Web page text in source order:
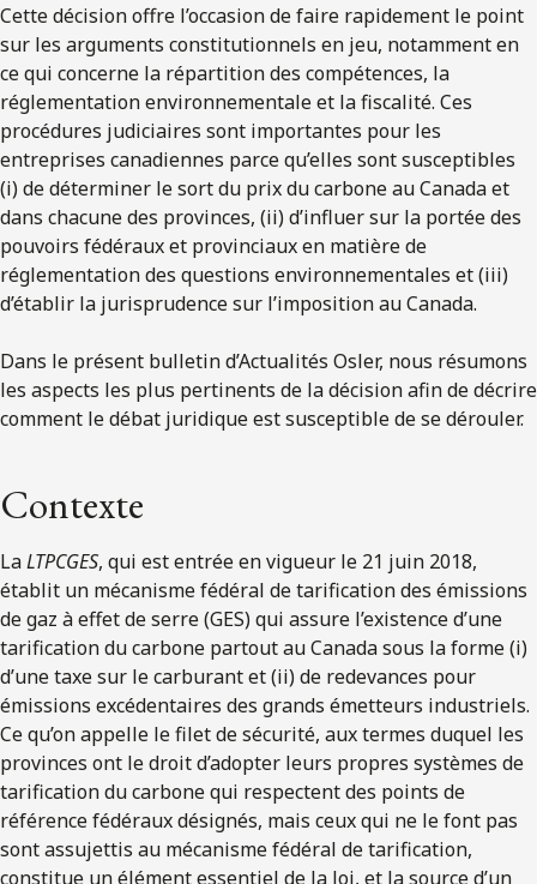
Cette décision offre l’occasion de faire rapidement le point
sur les arguments constitutionnels en jeu, notamment en
ce qui concerne la répartition des compétences, la
réglementation environnementale et la fiscalité. Ces
procédures judiciaires sont importantes pour les
entreprises canadiennes parce qu’elles sont susceptibles
(i) de déterminer le sort du prix du carbone au Canada et
dans chacune des provinces, (ii) d’influer sur la portée des
pouvoirs fédéraux et provinciaux en matière de
réglementation des questions environnementales et (iii)
d’établir la jurisprudence sur l’imposition au Canada.
Dans le présent bulletin d’Actualités Osler, nous résumons
les aspects les plus pertinents de la décision afin de décrire
comment le débat juridique est susceptible de se dérouler.
Contexte
LaLTPCGES, qui est entrée en vigueur le 21 juin 2018,
établit un mécanisme fédéral de tarification des émissions
de gaz à effet de serre (GES) qui assure l’existence d’une
tarification du carbone partout au Canada sous la forme (i)
d’une taxe sur le carburant et (ii) de redevances pour
émissions excédentaires des grands émetteurs industriels.
Ce qu’on appelle le filet de sécurité, aux termes duquel les
provinces ont le droit d’adopter leurs propres systèmes de
tarification du carbone qui respectent des points de
référence fédéraux désignés, mais ceux qui ne le font pas
sont assujettis au mécanisme fédéral de tarification,
constitue un élément essentiel de la loi, et la source d’un